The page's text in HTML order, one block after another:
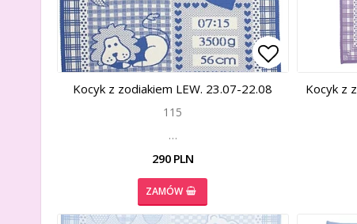
Add to
Add to
Kocyk z zodiakiem LEW. 23.07-22.08
115
…
290 PLN
ZAMÓW
Kocyk z